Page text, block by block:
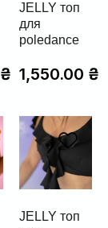
₴
JELLY топ
для
poledance
1,550.00 ₴
JELLY топ